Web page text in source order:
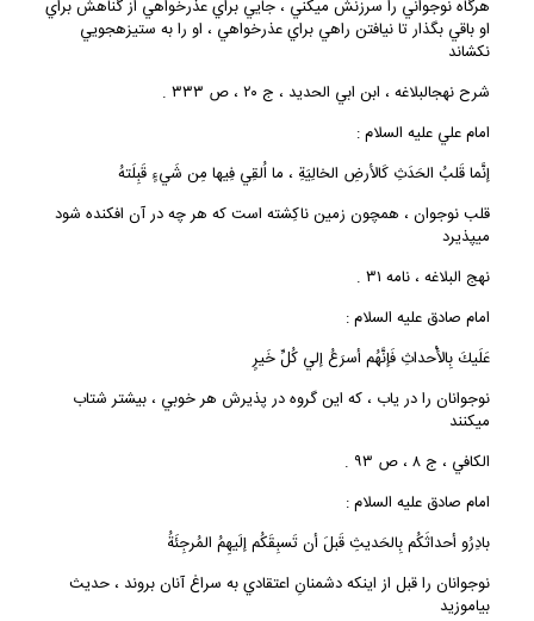
هرگاه نوجواني را سرزنش مي‏كني ، جايي براي عذرخواهي از گناهش براي
او باقي بگذار تا نيافتن راهي براي عذرخواهي ، او را به ستيزه‏جويي
نكشاند
شرح نهج‏البلاغه ، ابن ابي الحديد ، ج ۲۰ ، ص ۳۳۳ .
امام علي ‏عليه السلام :
إنَّما قَلبُ الحَدَثِ كَالأرضِ الخالِيَةِ ، ما اُلقِي فِيها مِن شَي‏ءٍ قَبِلَتهُ
قلب نوجوان ، همچون زمين ناكِشته است كه هر چه در آن افكنده شود
مي‏پذيرد
نهج البلاغه ، نامه ۳۱ .
امام صادق‏ عليه السلام :
عَلَيكَ بِالأْحداثِ فَإنَّهُم أسرَعُ إلي كُلِّ خَيرٍ
نوجوانان را در ياب ، كه اين گروه در پذيرش هر خوبي ، بيشتر شتاب
مي‏كنند
الكافي ، ج ۸ ، ص ۹۳ .
امام صادق‏ عليه السلام :
بادِرُو أحداثَكُم بِالحَديثِ قَبلَ أن تَسبِقَكُم إلَيهِمُ المُرجِئَةُ
نوجوانان را قبل از اين‏كه دشمنانِ اعتقادي به سراغ آنان بروند ، حديث
بياموزيد